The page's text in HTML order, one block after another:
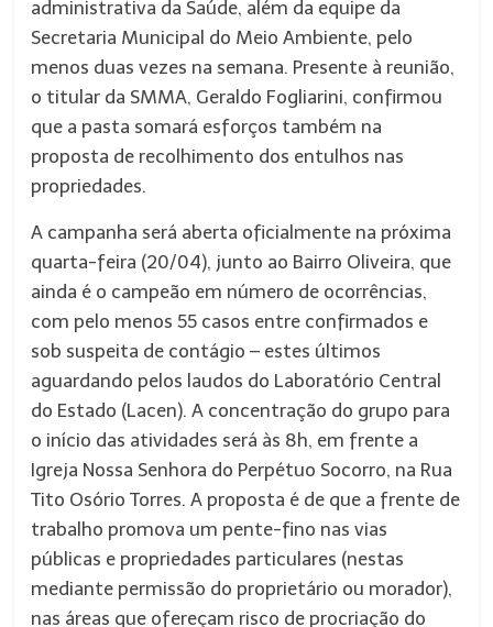
administrativa da Saúde, além da equipe da
Secretaria Municipal do Meio Ambiente, pelo
menos duas vezes na semana. Presente à reunião,
o titular da SMMA, Geraldo Fogliarini, confirmou
que a pasta somará esforços também na
proposta de recolhimento dos entulhos nas
propriedades.
A campanha será aberta oficialmente na próxima
quarta-feira (20/04), junto ao Bairro Oliveira, que
ainda é o campeão em número de ocorrências,
com pelo menos 55 casos entre confirmados e
sob suspeita de contágio – estes últimos
aguardando pelos laudos do Laboratório Central
do Estado (Lacen). A concentração do grupo para
o início das atividades será às 8h, em frente a
Igreja Nossa Senhora do Perpétuo Socorro, na Rua
Tito Osório Torres. A proposta é de que a frente de
trabalho promova um pente-fino nas vias
públicas e propriedades particulares (nestas
mediante permissão do proprietário ou morador),
nas áreas que ofereçam risco de procriação do